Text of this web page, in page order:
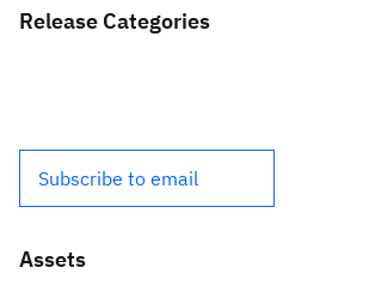
Release Categories
Subscribe to email
Assets